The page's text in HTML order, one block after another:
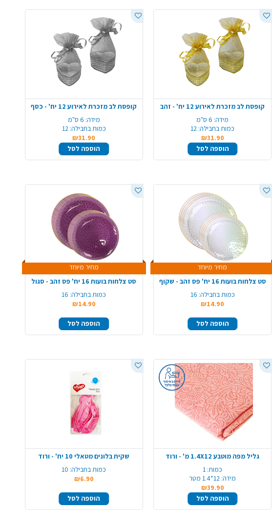
קופסת לב מזכרת לאירוע 12 יח' - זהב
מידה: 6 ס"מ
כמות בחבילה: 12
₪31.90
הוספה לסל
קופסת לב מזכרת לאירוע 12 יח' - כסף
מידה: 6 ס"מ
כמות בחבילה: 12
₪31.90
הוספה לסל
מחיר מיוחד
סט צלחות בועות 16 יח' פס זהב - שקוף
כמות בחבילה: 16
₪14.90
הוספה לסל
מחיר מיוחד
סט צלחות בועות 16 יח' פס זהב - סגול
כמות בחבילה: 16
₪14.90
הוספה לסל
גליל מפה מוטבע 1.4X12 מ' - ורוד
כמות: 1
מידה: 12*1.4 מטר
₪39.90
הוספה לסל
שקית בלונים מטאלי 10 יח' - ורוד
כמות בחבילה: 10
₪6.90
הוספה לסל